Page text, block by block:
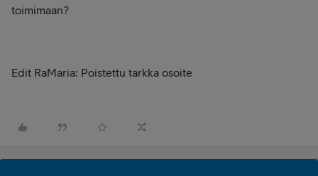
toimimaan?
Edit RaMaria: Poistettu tarkka osoite